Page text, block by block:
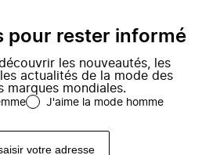
pour rester informé
les nouveautés, les
actualités de la mode des
marques mondiales.
J'aime la mode homme